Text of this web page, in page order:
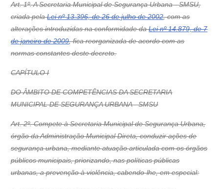
Art. 1º. A Secretaria Municipal de Segurança Urbana - SMSU,
criada pelaLei nº 13.396, de 26 de julho de 2002, com as
alterações introduzidas na conformidade daLei nº14.879, de 7
de janeiro de 2009, fica reorganizada de acordo com as
normas constantes deste decreto.
CAPÍTULO I
DO ÂMBITO DE COMPETÊNCIAS DA SECRETARIA
MUNICIPAL DE SEGURANÇA URBANA - SMSU
Art. 2º. Compete à Secretaria Municipal de Segurança Urbana,
órgão da Administração Municipal Direta, conduzir ações de
segurança urbana, mediante atuação articulada com os órgãos
públicos municipais, priorizando, nas políticas públicas
urbanas, a prevenção à violência, cabendo-lhe, em especial: